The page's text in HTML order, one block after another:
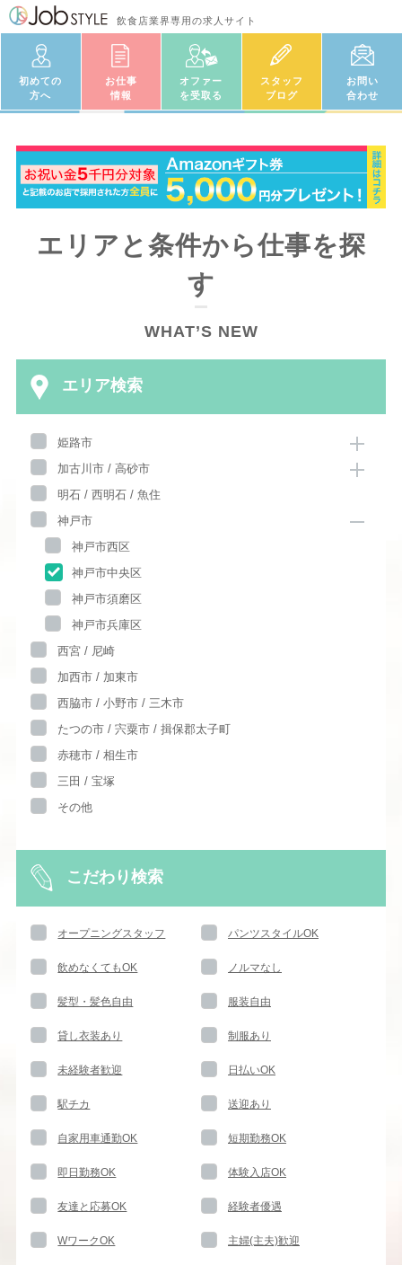
飲食店業界専用の求人サイト
初めての
方へ
お仕事
情報
オファー
を受取る
スタッフ
ブログ
お問い
合わせ
エリアと条件から仕事を探
す
WHAT’S NEW
エリア検索
姫路市
加古川市 / 高砂市
明石 / 西明石 / 魚住
神戸市
神戸市西区
神戸市中央区
神戸市須磨区
神戸市兵庫区
西宮 / 尼崎
加西市 / 加東市
西脇市 / 小野市 / 三木市
たつの市 / 宍粟市 / 揖保郡太子町
赤穂市 / 相生市
三田 / 宝塚
その他
こだわり検索
オープニングスタッフ パンツスタイルOK
飲めなくてもOK ノルマなし
髪型・髪色自由 服装自由
貸し衣装あり 制服あり
未経験者歓迎 日払いOK
駅チカ 送迎あり
自家用車通勤OK 短期勤務OK
即日勤務OK 体験入店OK
友達と応募OK 経験者優遇
WワークOK 主婦(主夫)歓迎